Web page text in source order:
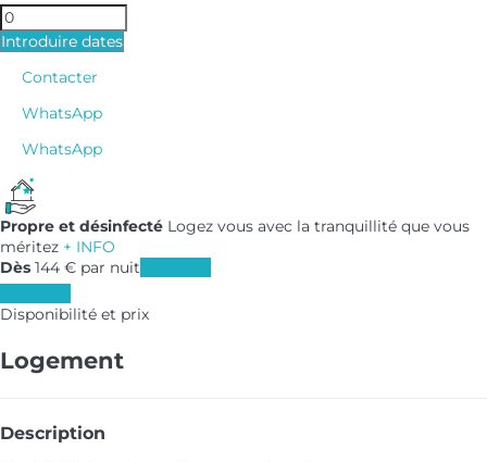
Introduire dates
Contacter
WhatsApp
WhatsApp
Propre et désinfecté Logez vous avec la tranquillité que vous
méritez + INFO
Dès 144 € par nuit
Disponibilité et prix
Logement
Description